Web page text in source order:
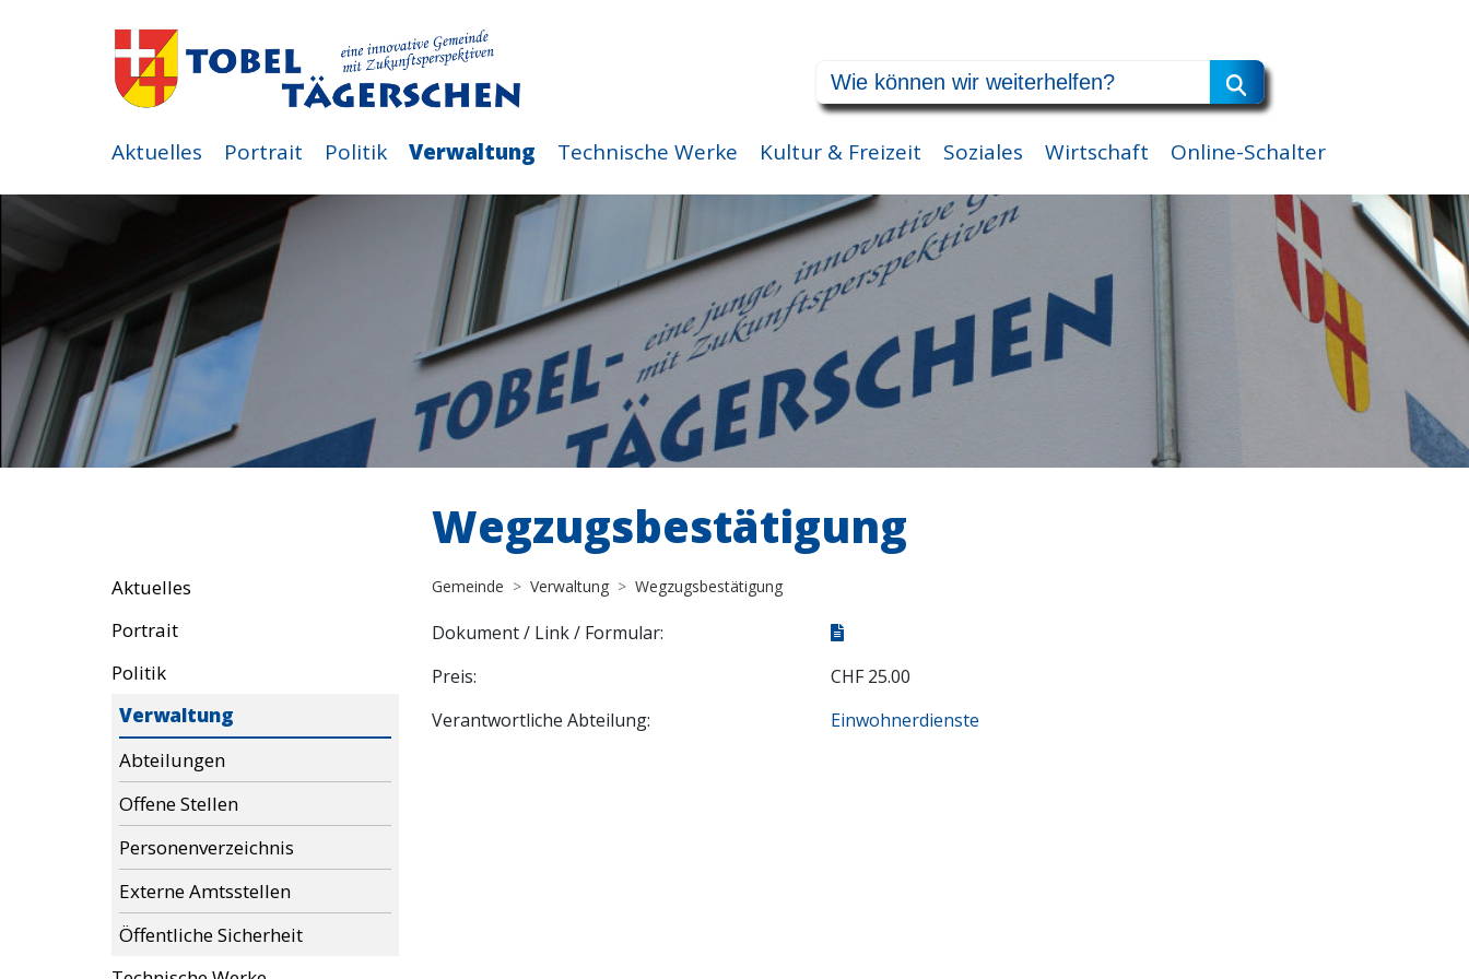
Aktuelles Portrait Politik Verwaltung Technische Werke Kultur & Freizeit Soziales Wirtschaft Online-Schalter
Aktuelles
Portrait
Politik
Verwaltung
Abteilungen
Offene Stellen
Personenverzeichnis
Externe Amtsstellen
Öffentliche Sicherheit
Wegzugsbestätigung
Gemeinde Verwaltung Wegzugsbestätigung
Dokument / Link / Formular:
Preis:
CHF 25.00
Verantwortliche Abteilung:
Einwohnerdienste